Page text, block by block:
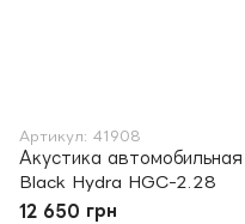
Артикул: 41908
Акустика автомобильная
Black Hydra HGC-2.28
12 650 грн